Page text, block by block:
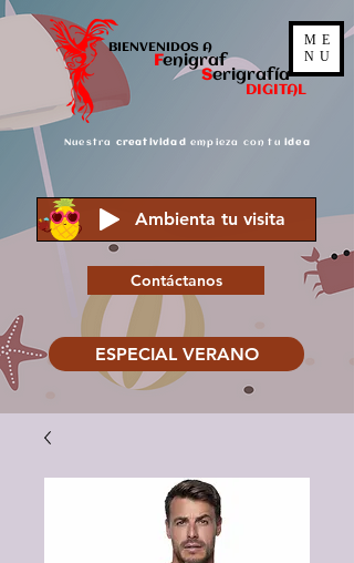
BIENVENIDOS A
Fenigraf
Serigrafía
DIGITAL
Nuestra creatividad empieza con tu idea
Ambienta tu visita
Contáctanos
ESPECIAL VERANO
ME
NU